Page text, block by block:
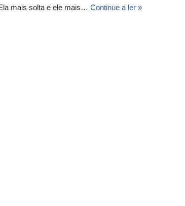
mais solta e ele mais…Continue a ler »